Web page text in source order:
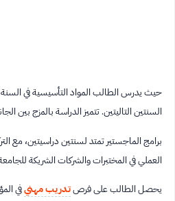
حيث يدرس الطالب المواد التأسيسية في
السنتين التاليتين. تتميز الدراسة بالمزج بين
برامج الماجستير تمتد لسنتين دراسيتين، مع
العملي في المختبرات والشركات الشريكة
يحصل الطالب على فرصتدريب مهنيفي